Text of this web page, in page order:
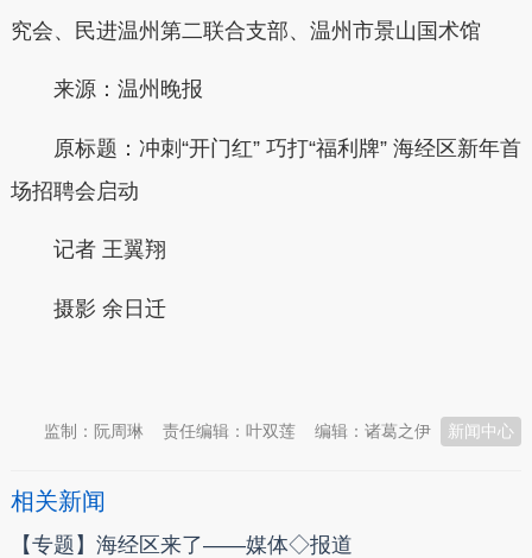
究会、民进温州第二联合支部、温州市景山国术馆
来源：温州晚报
原标题： 冲刺“开门红” 巧打“福利牌” 海经区新年首
场招聘会启动
记者 王翼翔
摄影 余日迁
新闻中心
编辑：诸葛之伊
责任编辑：叶双莲
监制：阮周琳
相关新闻
【专题】海经区来了——媒体◇报道